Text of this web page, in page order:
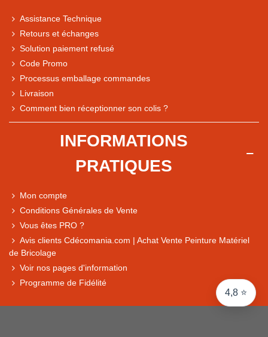
4,8 ⭐
Comparaison des performances du magasin
Express, Chez vous, Point relais, Retrait magasin
Assistance Technique
Retours et échanges
Solution paiement refusé
Code Promo
Processus emballage commandes
Livraison
Comment bien réceptionner son colis ?
INFORMATIONS
PRATIQUES
Mon compte
Conditions Générales de Vente
Vous êtes PRO ?
Avis clients Cdécomania.com | Achat Vente Peinture Matériel
de Bricolage
Voir nos pages d'information
Programme de Fidélité